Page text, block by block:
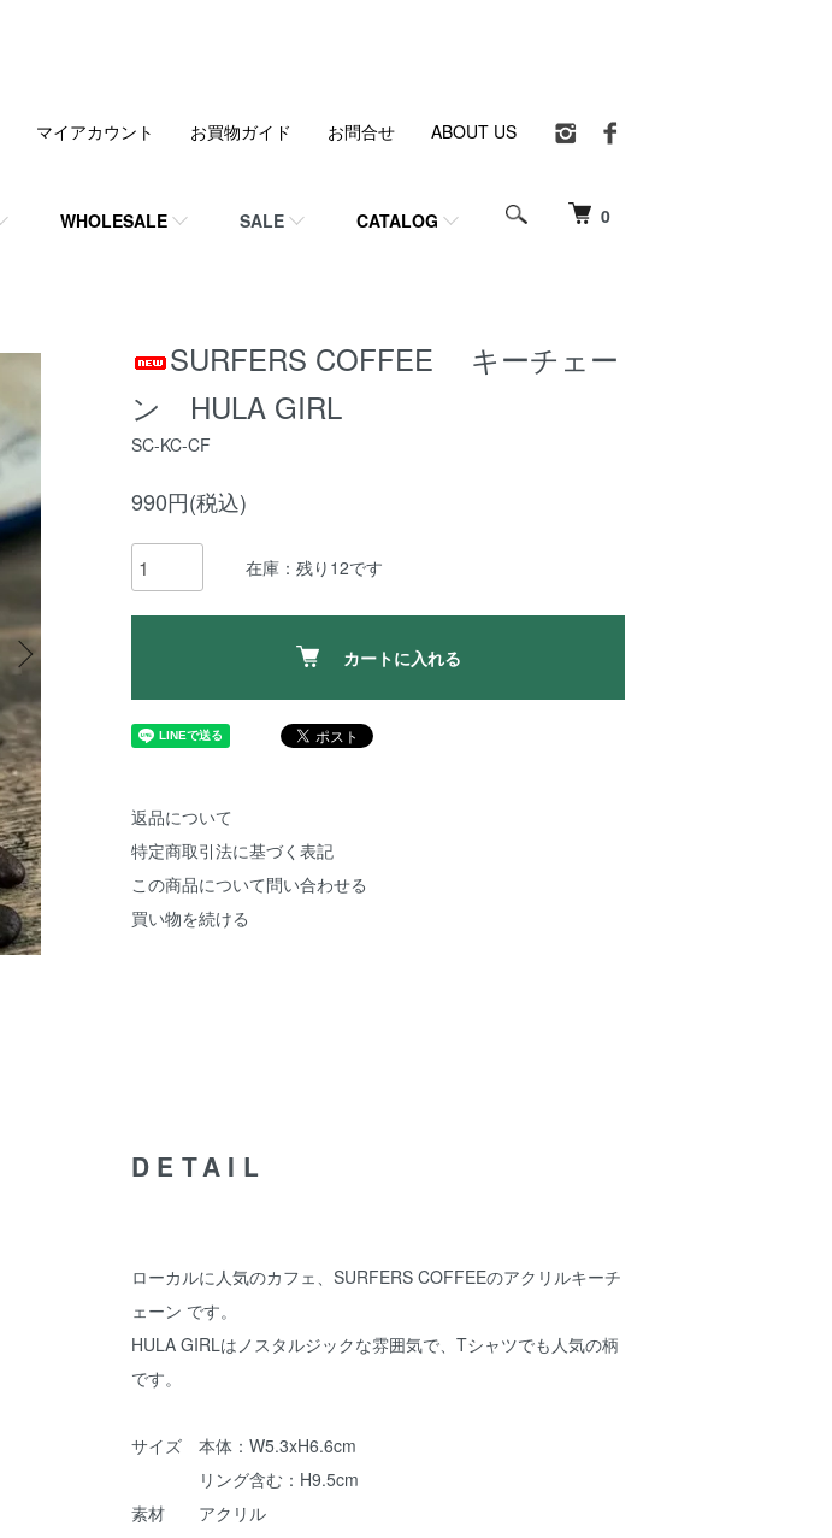
0
WHOLESALE SALE CATALOG
マイアカウント お買物ガイド お問合せ ABOUT US
SURFERS COFFEE キーチェー
ン HULA GIRL
SC-KC-CF
990円(税込)
在庫：残り12です
カートに入れる
返品について
特定商取引法に基づく表記
この商品について問い合わせる
買い物を続ける
DETAIL
ローカルに人気のカフェ、SURFERS COFFEEのアクリルキーチ
ェーン です。
HULA GIRLはノスタルジックな雰囲気で、Tシャツでも人気の柄
です。
サイズ 本体：W5.3xH6.6cm
リング含む：H9.5cm
素材 アクリル